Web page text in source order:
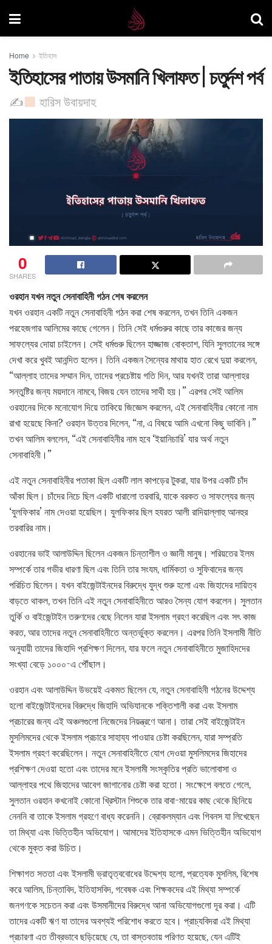
Home ইতিহাস
ইতিহাসের পাতায় উসমানি খিলাফত | চতুর্দশ পর্ব
✍ হারিস উবায়দাহ
0
SHARES
ওরহান যখন নতুন সেনাবাহিনী গঠন শেষ করলেন
যখন ওরহান একটি নতুন সেনাবাহিনী গঠন করা শেষ করলেন, তখন তিনি একজন
পরহেজগার আলিমের কাছে গেলেন। তিনি সেই ধর্মগুরুর কাছে তার কাজের জন্য
সাফল্যের দোয়া চাইলেন। সেই ধর্মগুরু ছিলেন হাজ্জাজ বোক্তাশ, যিনি সুলতানের সঙ্গে
দেখা করে খুবই আনন্দিত হলেন। তিনি একজন সৈন্যের মাথায় হাত রেখে দুয়া করলেন,
“আল্লাহ তাদের সম্মান দিন, তাদের প্রচেষ্টায় গতি দিন, আর যখনই তারা আল্লাহর
সন্তুষ্টির জন্য ময়দানে নামবে, বিজয় যেন তাদের সাথী হয়।” এরপর সেই আলিম
ওরহানের দিকে মনোযোগ দিয়ে তাকিয়ে জিজ্ঞেস করলেন, এই সেনাবাহিনীর কোনো নাম
রাখা হয়েছে কিনা? ওরহান উত্তর দিলেন, “না, এ বিষয়ে আমি এখনো কিছু ভাবিনি।”
তখন আলিম বললেন, “এই সেনাবাহিনীর নাম হবে ‘ইয়ানিচারি’ যার অর্থ নতুন
সেনাবাহিনী।”
এই নতুন সেনাবাহিনীর পতাকা ছিল একটি লাল কাপড়ের টুকরা, যার উপর একটি চাঁদ
আঁকা ছিল। চাঁদের নিচে ছিল একটি ধারালো তরবারি, যাকে বরকত ও সাফল্যের জন্য
‘যুলফিকার’ নাম দেওয়া হয়েছিল। যুলফিকার ছিল হযরত আলী রাদিয়াল্লাহু আনহুর
তরবারির নাম।
ওরহানের ভাই আলাউদ্দিন ছিলেন একজন চিন্তাশীল ও জ্ঞানী মানুষ। শরিয়তের ইলম
সম্পর্কে তার গভীর ধারণা ছিল এবং তিনি তার সংযম, ধার্মিকতা ও সুফিবাদের জন্য
পরিচিত ছিলেন। যখন বাইজেন্টাইনদের বিরুদ্ধে যুদ্ধ শুরু হলো এবং জিহাদের দায়িত্ব
বাড়তে থাকল, তখন তিনি এই নতুন সেনাবাহিনীতে আরও সৈন্য যোগ করলেন। সুলতান
তুর্কি ও বাইজেন্টাইন তরুণদের বেছে নিলেন যারা ইসলাম গ্রহণ করেছিল এবং সৎ কাজ
করত, আর তাদের নতুন সেনাবাহিনীতে অন্তর্ভুক্ত করলেন। এরপর তিনি ইসলামী নীতি
অনুযায়ী তাদের জিহাদি প্রশিক্ষণ দিলেন, যার ফলে নতুন সেনাবাহিনীতে মুজাহিদদের
সংখ্যা বেড়ে ১০০০-এ পৌঁছাল।
ওরহান এবং আলাউদ্দিন উভয়েই একমত ছিলেন যে, নতুন সেনাবাহিনী গঠনের উদ্দেশ্য
হলো বাইজেন্টাইনদের বিরুদ্ধে জিহাদি অভিযানকে শক্তিশালী করা এবং ইসলাম
প্রচারের জন্য এই অঞ্চলগুলো নিজেদের নিয়ন্ত্রণে আনা। তারা সেই বাইজেন্টাইন
মুসলিমদের থেকে ইসলাম প্রচারে সাহায্য পাওয়ার চেষ্টা করছিলেন, যারা সম্প্রতি
ইসলাম গ্রহণ করেছিলেন। নতুন সেনাবাহিনীতে যোগ দেওয়া মুসলিমদের জিহাদের
প্রশিক্ষণ দেওয়া হতো এবং তাদের মনে ইসলামী সংস্কৃতির প্রতি ভালোবাসা ও
আল্লাহর পথে জিহাদের আবেগ জাগানোর চেষ্টা করা হতো। সংক্ষেপে বলতে গেলে,
সুলতান ওরহান কখনোই কোনো খ্রিস্টান শিশুকে তার বাবা-মায়ের কাছ থেকে ছিনিয়ে
নেননি বা তাকে ইসলাম গ্রহণে বাধ্য করেননি। ব্রোকলম্যান এবং গিবনস যা লিখেছেন
তা মিথ্যা এবং ভিত্তিহীন অভিযোগ। আমাদের ইতিহাসকে এমন ভিত্তিহীন অভিযোগ
থেকে মুক্ত করা উচিত।
শিক্ষাগত সততা এবং ইসলামী ভ্রাতৃত্ববোধের উদ্দেশ্য হলো, প্রত্যেক মুসলিম, বিশেষ
করে আলিম, চিন্তাবিদ, ইতিহাসবিদ, গবেষক এবং শিক্ষকদের এই মিথ্যা সম্পর্কে
জনগণকে সচেতন করা এবং উসমানীদের বিরুদ্ধে আনা অভিযোগগুলো দূর করা। এটি
তাদের একটি ঋণ যা তাদের অবশ্যই পরিশোধ করতে হবে। প্রাচ্যবিদরা এই মিথ্যা
প্রচারণা এত তীব্রভাবে ছড়িয়েছে যে, তা বাস্তবতায় পরিণত হয়েছে, যেন এটিই